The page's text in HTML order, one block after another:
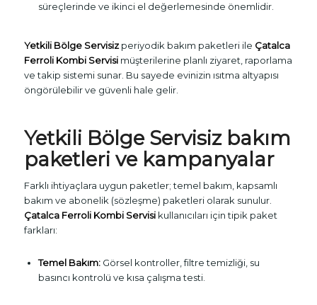
süreçlerinde ve ikinci el değerlemesinde önemlidir.
Yetkili Bölge Servisizperiyodik bakım paketleri ile Çatalca
Ferroli Kombi Servisimüşterilerine planlı ziyaret, raporlama
ve takip sistemi sunar. Bu sayede evinizin ısıtma altyapısı
öngörülebilir ve güvenli hale gelir.
Yetkili Bölge Servisiz bakım
paketleri ve kampanyalar
Farklı ihtiyaçlara uygun paketler; temel bakım, kapsamlı
bakım ve abonelik (sözleşme) paketleri olarak sunulur.
Çatalca Ferroli Kombi Servisikullanıcıları için tipik paket
farkları:
Temel Bakım:Görsel kontroller, filtre temizliği, su
basıncı kontrolü ve kısa çalışma testi.